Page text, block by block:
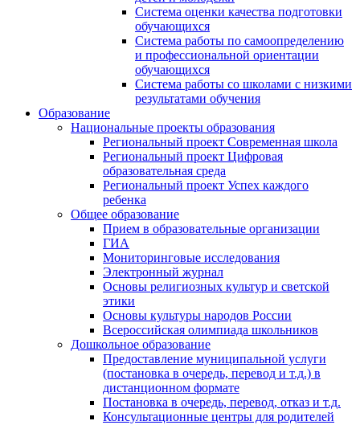
Система оценки качества подготовки
обучающихся
Система работы по самоопределению
и профессиональной ориентации
обучающихся
Система работы со школами с низкими
результатами обучения
Образование
Национальные проекты образования
Региональный проект Современная школа
Региональный проект Цифровая
образовательная среда
Региональный проект Успех каждого
ребенка
Общее образование
Прием в образовательные организации
ГИА
Мониторинговые исследования
Электронный журнал
Основы религиозных культур и светской
этики
Основы культуры народов России
Всероссийская олимпиада школьников
Дошкольное образование
Предоставление муниципальной услуги
(постановка в очередь, перевод и т.д.) в
дистанционном формате
Постановка в очередь, перевод, отказ и т.д.
Консультационные центры для родителей